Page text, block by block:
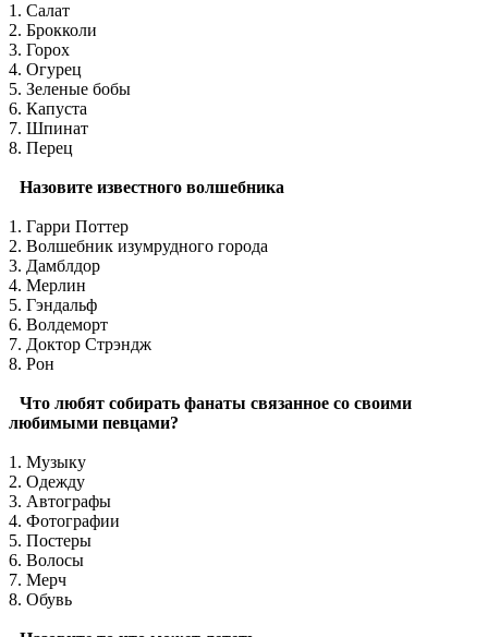
1. Салат
2. Брокколи
3. Горох
4. Огурец
5. Зеленые бобы
6. Капуста
7. Шпинат
8. Перец
Назовите известного волшебника
1. Гарри Поттер
2. Волшебник изумрудного города
3. Дамблдор
4. Мерлин
5. Гэндальф
6. Волдеморт
7. Доктор Стрэндж
8. Рон
Что любят собирать фанаты связанное со своими
любимыми певцами?
1. Музыку
2. Одежду
3. Автографы
4. Фотографии
5. Постеры
6. Волосы
7. Мерч
8. Обувь